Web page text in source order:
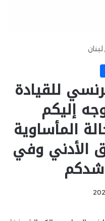
لبنان
للقيادة
إليكم
المأساوية
الأدني وفي